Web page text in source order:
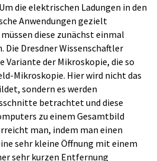
die elektrischen Ladungen in den
Anwendungen gezielt
diese zunächst einmal
Dresdner Wissenschaftler
Variante der Mikroskopie, die so
Mikroskopie. Hier wird nicht das
sondern es werden
betrachtet und diese
zu einem Gesamtbild
man, indem man einen
sehr kleine Öffnung mit einem
sehr kurzen Entfernung